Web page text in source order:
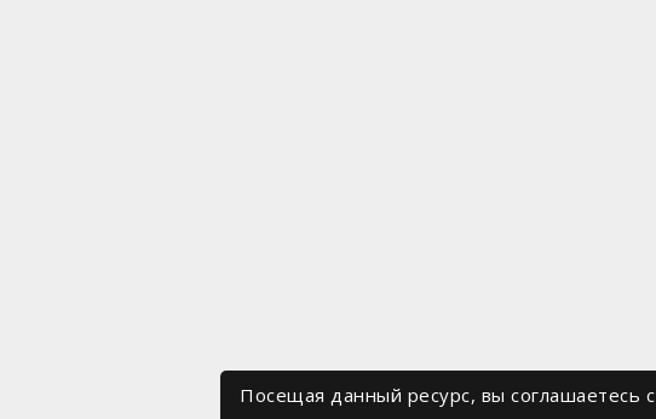
Посещая данный ресурс, вы соглашаетесь c